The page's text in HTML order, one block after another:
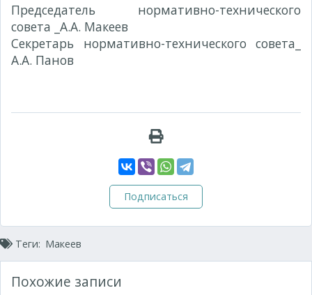
Председатель нормативно-технического
совета _А.А. Макеев
Секретарь нормативно-технического совета_
А.А. Панов
Подписаться
Теги: Макеев
Похожие записи